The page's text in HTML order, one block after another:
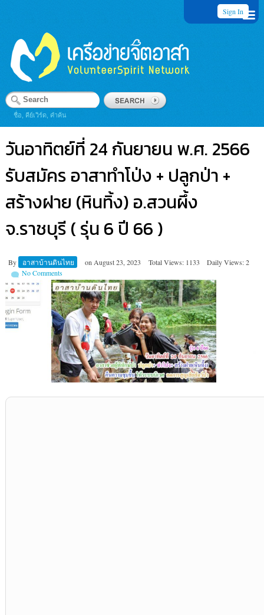
Sign In
ชื่อ, คีย์เวิร์ด, คำค้น
วันอาทิตย์ที่ 24 กันยายน พ.ศ. 2566
รับสมัคร อาสาทำโป่ง + ปลูกป่า +
สร้างฝาย (หินทิ้ง) อ.สวนผึ้ง
จ.ราชบุรี ( รุ่น 6 ปี 66 )
By อาสาบ้านดินไทย on August 23, 2023 Total Views: 1133
Daily Views: 2
No Comments